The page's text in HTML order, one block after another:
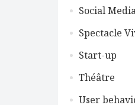
Social
Spectacle
Start-up
Théâtre
User